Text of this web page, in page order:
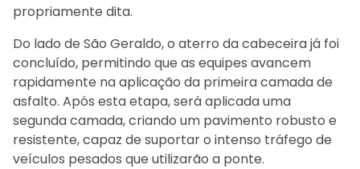
propriamente dita.
Do lado de São Geraldo, o aterro da cabeceira já foi
concluído, permitindo que as equipes avancem
rapidamente na aplicação da primeira camada de
asfalto. Após esta etapa, será aplicada uma
segunda camada, criando um pavimento robusto e
resistente, capaz de suportar o intenso tráfego de
veículos pesados que utilizarão a ponte.